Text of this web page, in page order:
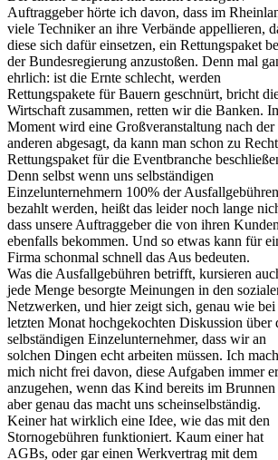
Auftraggeber hörte ich davon, dass im
viele Techniker an ihre Verbände appellieren,
diese sich dafür einsetzen, ein Rettungspaket
der Bundesregierung anzustoßen. Denn mal
ehrlich: ist die Ernte schlecht, werden
Rettungspakete für Bauern geschnürt, bricht
Wirtschaft zusammen, retten wir die Banken.
Moment wird eine Großveranstaltung nach der
anderen abgesagt, da kann man schon zu
Rettungspaket für die Eventbranche
Denn selbst wenn uns selbständigen
Einzelunternehmern 100% der Ausfallgebühren
bezahlt werden, heißt das leider noch lange
dass unsere Auftraggeber die von ihren Kunden
ebenfalls bekommen. Und so etwas kann für
Firma schonmal schnell das Aus bedeuten.
Was die Ausfallgebühren betrifft, kursieren
jede Menge besorgte Meinungen in den
Netzwerken, und hier zeigt sich, genau wie bei
letzten Monat hochgekochten Diskussion über
selbständigen Einzelunternehmer, dass wir an
solchen Dingen echt arbeiten müssen. Ich
mich nicht frei davon, diese Aufgaben immer
anzugehen, wenn das Kind bereits im Brunnen
aber genau das macht uns scheinselbständig.
Keiner hat wirklich eine Idee, wie das mit den
Stornogebühren funktioniert. Kaum einer hat
AGBs, oder gar einen Werkvertrag mit dem